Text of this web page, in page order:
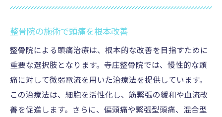
整骨院の施術で頭痛を根本改善
整骨院による頭痛治療は、根本的な改善を目指すために
重要な選択肢となります。寺庄整骨院では、慢性的な頭
痛に対して微弱電流を用いた治療法を提供しています。
この治療法は、細胞を活性化し、筋緊張の緩和や血流改
善を促進します。さらに、偏頭痛や緊張型頭痛、混合型